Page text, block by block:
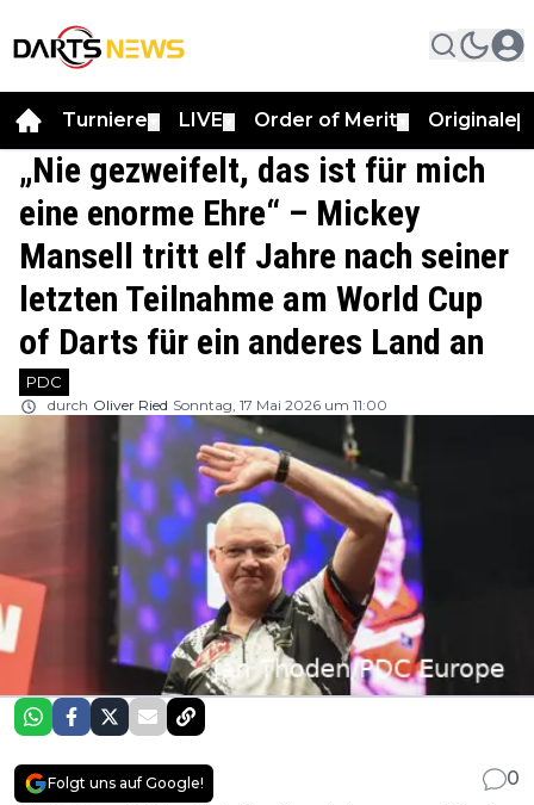
Turniere LIVE Order of Merit Originale
„Nie gezweifelt, das ist für mich
eine enorme Ehre“ – Mickey
Mansell tritt elf Jahre nach seiner
letzten Teilnahme am World Cup
of Darts für ein anderes Land an
PDC
durch Oliver Ried Sonntag, 17 Mai 2026 um 11:00
Folgt uns auf Google!
0